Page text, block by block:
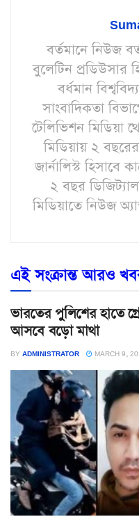
বর্তমানে নিউজ
বুলেটিন প্রডিউসার
বর্ধমান
সাংবাদিকতা
টেলিভিশন মিডিয়া
মিডিয়ায় ২
জার্নালিস্ট হিসাবে
২ বছর
মিডিয়াতে নিউজ
এই সংক্রান্ত আরও
ভারতের পুলিশের হাতে
আসবে বড়ো মাথা
BY ADMINISTRATOR MARCH 9,